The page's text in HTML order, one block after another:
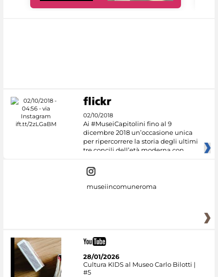
02/10/2018
Ai #MuseiCapitolini fino al 9
dicembre 2018 un’occasione unica
per ripercorrere la storia degli ultimi
tre concili dell’età moderna con
museiincomuneroma
28/01/2026
Cultura KIDS al Museo Carlo Bilotti |
#5